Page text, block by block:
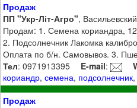
Продаж
ПП "Укр-Літ-Агро",
Продам: 1. Семена кориандра,
2. Подсолнечник Лакомка
Оплата по б/н. Самовывоз. 3.
Тел: 0971913395 E-mail:
кориандр,семена, подсолнечник,
Продаж